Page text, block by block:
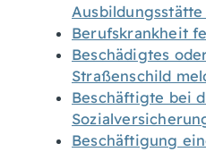
Berufskrankheit
Beschädigtes
Straßenschild
Beschäftigte bei
Beschäftigung